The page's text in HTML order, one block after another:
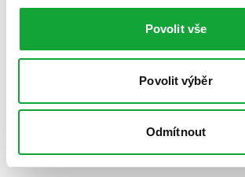
Povolit vše
Povolit výběr
Odmítnout